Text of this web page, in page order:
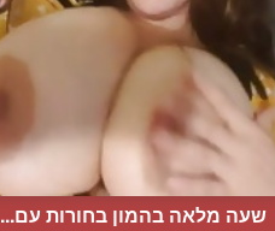
שעה מלאה בהמון בחורות עם...